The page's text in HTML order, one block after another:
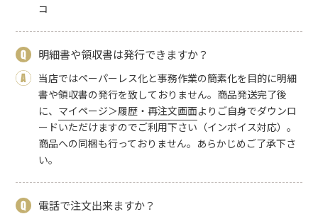
コ
明細書や領収書は発行できますか？
当店ではペーパーレス化と事務作業の簡素化を目的に明細
書や領収書の発行を致しておりません。商品発送完了後
に、 マイページ＞履歴・再注文画面よりご自身でダウンロ
ードいただけますのでご利用下さい（インボイス対応）。
商品への同梱も行っておりません。あらかじめご了承下さ
い。
電話で注文出来ますか？